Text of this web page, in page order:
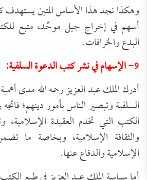
وهكذا نجد هذا الأساس المتين يستهدف
أسهم في إخراج جيل موحِّد، متبع
البدع والخرافات.
9- الإسهام في نشر كتب الدعوة السلفية:
أدرك الملك عبد العزيز رحمه الله مدى
السلفية وتبصير الناس بأمور دينهم؛
الكتب التي تخدم العقيدة
والثقافة الإسلامية، وبخاصة ما
الإسلامية والدفاع عنها.